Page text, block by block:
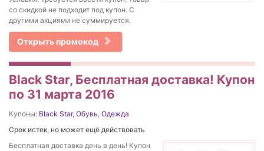
со скидкой не подходит под купон. С
другими акциями не суммируется.
Открыть промокод
Black Star, Бесплатная доставка! Купон
по 31 марта 2016
Купоны: Black Star, Обувь, Одежда
Срок истек, но может ещё действовать
Бесплатная доставка день в день! Купон